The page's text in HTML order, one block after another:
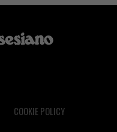
COOKIE POLICY